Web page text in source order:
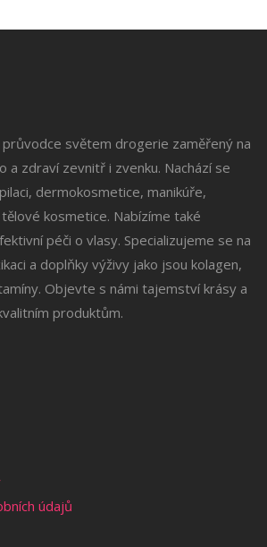
průvodce světem drogerie zaměřený na
a zdraví zevnitř i zvenku. Nachází se
dermokosmetice, manikúře,
kosmetice. Nabízíme také
péči o vlasy. Specializujeme se na
a doplňky výživy jako jsou kolagen,
Objevte s námi tajemství krásy a
produktům.
údajů